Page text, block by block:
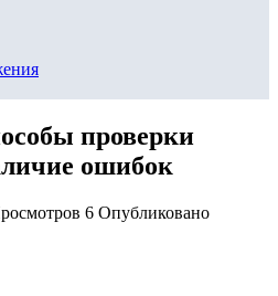
проверки
ошибок
6 Опубликовано